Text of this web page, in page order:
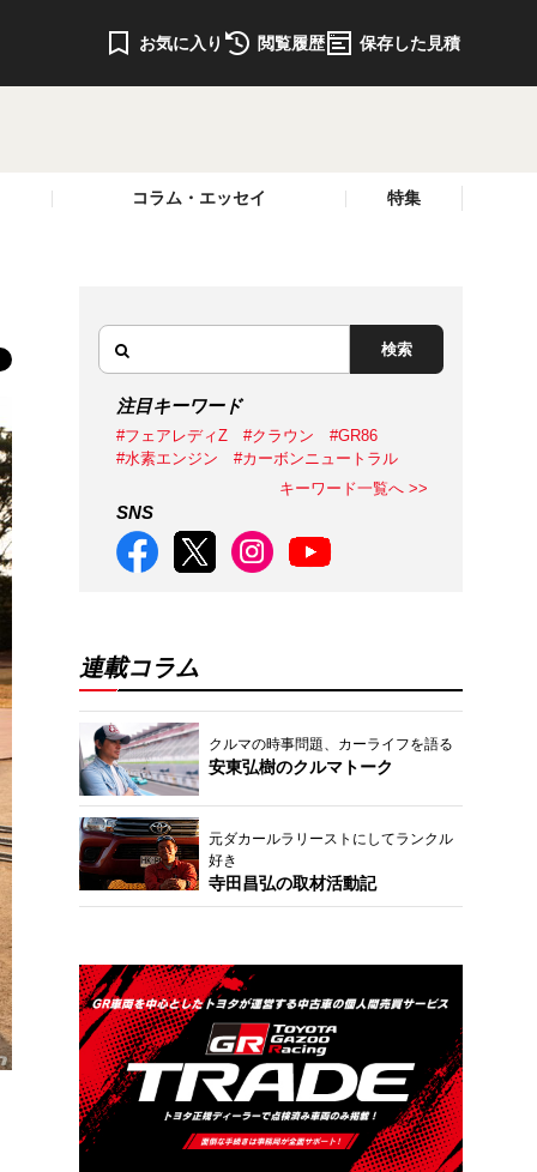
お気に入り 閲覧履歴 保存した見積
コラム・エッセイ 特集
検索
注目キーワード
#フェアレディZ #クラウン
#GR86
#水素エンジン
#カーボンニュートラル
キーワード一覧へ >>
SNS
連載コラム
クルマの時事問題、カーライフを語る
安東弘樹のクルマトーク
元ダカールラリーストにしてランクル
好き
寺田昌弘の取材活動記